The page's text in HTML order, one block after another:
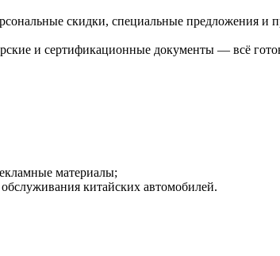
скидки, специальные предложения
и сертификационные документы — всё
материалы;
китайских автомобилей.